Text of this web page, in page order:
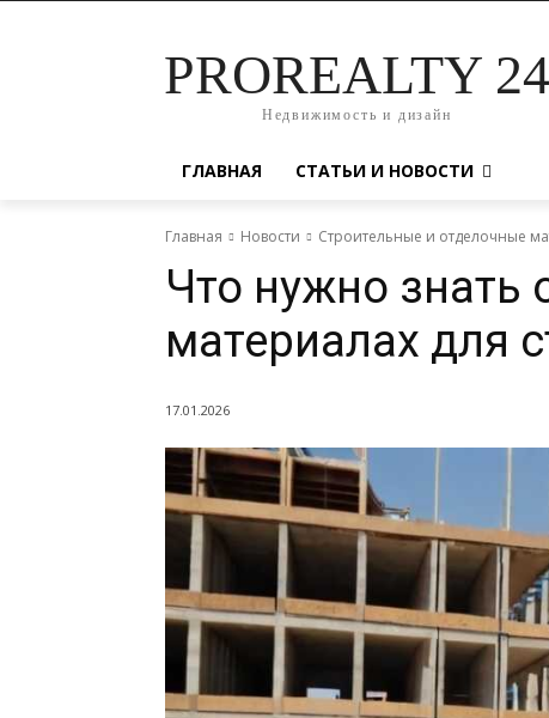
PROREALTY 24
Недвижимость и дизайн
ГЛАВНАЯ СТАТЬИ И НОВОСТИ
Главная Новости Строительные и отделочные
Что нужно
материалах для
17.01.2026